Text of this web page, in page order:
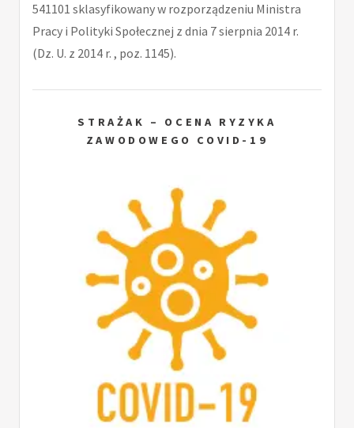
541101 sklasyfikowany w rozporządzeniu Ministra
Pracy i Polityki Społecznej z dnia 7 sierpnia 2014 r.
(Dz. U. z 2014 r. , poz. 1145).
STRAŻAK – OCENA RYZYKA
ZAWODOWEGO COVID-19